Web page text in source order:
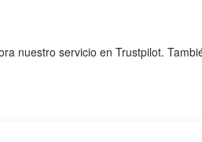
nuestro servicio en Trustpilot.